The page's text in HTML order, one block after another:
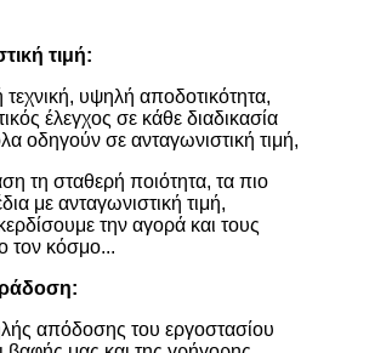
τιμή:
τεχνική, υψηλή αποδοτικότητα,
έλεγχος σε κάθε διαδικασία
οδηγούν σε ανταγωνιστική τιμή,
τη σταθερή ποιότητα, τα πιο
με ανταγωνιστική τιμή,
την αγορά και τους
τον κόσμο...
απόδοσης του εργοστασίου